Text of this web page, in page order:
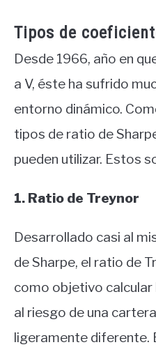
Tipos de
Desde 1966, año en
a V, éste ha sufrido
entorno dinámico.
tipos de ratio de
pueden utilizar. Estos
1. Ratio de Treynor
Desarrollado casi al
de Sharpe, el ratio de
como objetivo
al riesgo de una
ligeramente diferente.